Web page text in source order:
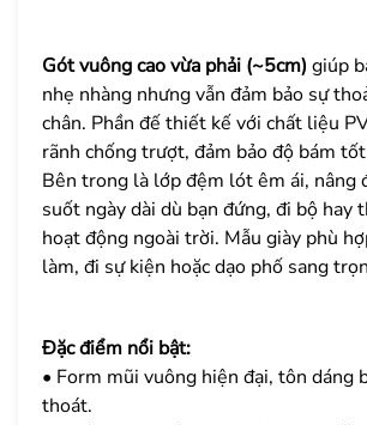
Gót vuông cao vừa phải (~5cm) giúp
nhẹ nhàng nhưng vẫn đảm bảo sự
chân. Phần đế thiết kế với chất liệu
rãnh chống trượt, đảm bảo độ bám
Bên trong là lớp đệm lót êm ái, nâng
suốt ngày dài dù bạn đứng, đi bộ hay
hoạt động ngoài trời. Mẫu giày phù
làm, đi sự kiện hoặc dạo phố sang
Đặc điểm nổi bật:
• Form mũi vuông hiện đại, tôn dáng
thoát.